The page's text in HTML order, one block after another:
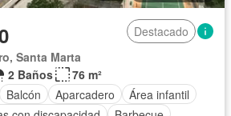
Destacado
Santa Marta
2 Baños
76 m²
Balcón Aparcadero
Área infantil